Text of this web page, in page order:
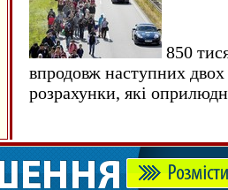
850
впродовж наступних
розрахунки, які